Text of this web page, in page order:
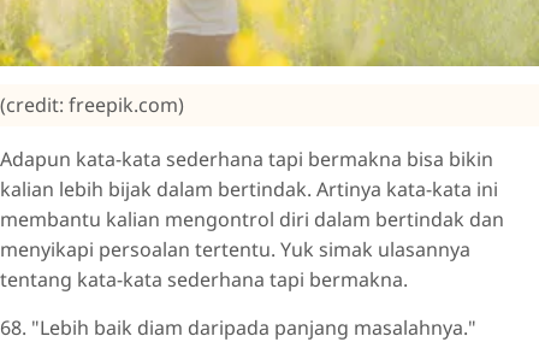
(credit: freepik.com)
Adapun kata-kata sederhana tapi bermakna bisa bikin
kalian lebih bijak dalam bertindak. Artinya kata-kata ini
membantu kalian mengontrol diri dalam bertindak dan
menyikapi persoalan tertentu. Yuk simak ulasannya
tentang kata-kata sederhana tapi bermakna.
68. "Lebih baik diam daripada panjang masalahnya."